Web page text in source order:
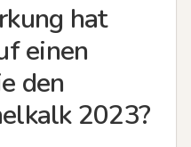
hat
einen
den
2023?